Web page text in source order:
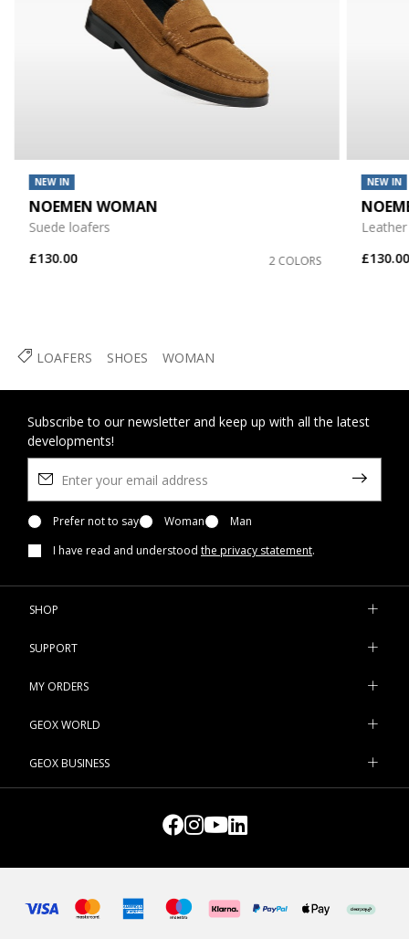
LOAFERS SHOES WOMAN
NEW IN
NOEMEN WOMAN
Suede loafers
£130.00
2 COLORS
NEW IN
£130.00
Subscribe to our newsletter and keep up with all the latest
developments!
Prefer not to say Woman
Man
I have read and understood the privacy statement.
SHOP
SUPPORT
MY ORDERS
GEOX WORLD
GEOX BUSINESS